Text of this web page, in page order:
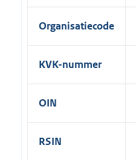
Organisatiecode
KVK-nummer
OIN
RSIN